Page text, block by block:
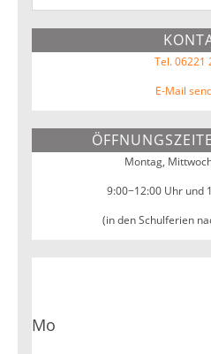
TSB-
Tel. 06221
E-Mail
Montag,
9:00−12:00 Uhr und
(in den Schulferien
Mo